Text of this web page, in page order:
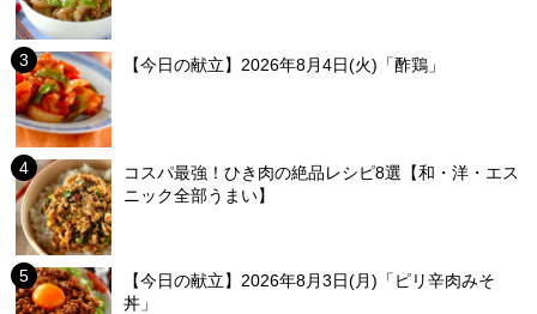
【今日の献立】2026年8月4日(火)「酢鶏」
コスパ最強！ひき肉の絶品レシピ8選【和・洋・エス
ニック全部うまい】
【今日の献立】2026年8月3日(月)「ピリ辛肉みそ
丼」